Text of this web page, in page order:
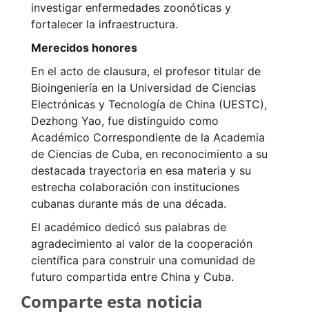
investigar enfermedades zoonóticas y
fortalecer la infraestructura.
Merecidos honores
En el acto de clausura, el profesor titular de
Bioingeniería en la Universidad de Ciencias
Electrónicas y Tecnología de China (UESTC),
Dezhong Yao, fue distinguido como
Académico Correspondiente de la Academia
de Ciencias de Cuba, en reconocimiento a su
destacada trayectoria en esa materia y su
estrecha colaboración con instituciones
cubanas durante más de una década.
El académico dedicó sus palabras de
agradecimiento al valor de la cooperación
científica para construir una comunidad de
futuro compartida entre China y Cuba.
Comparte esta noticia